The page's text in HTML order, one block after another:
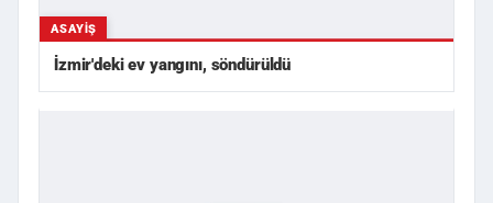
ASAYIŞ
İzmir'deki ev yangını, söndürüldü